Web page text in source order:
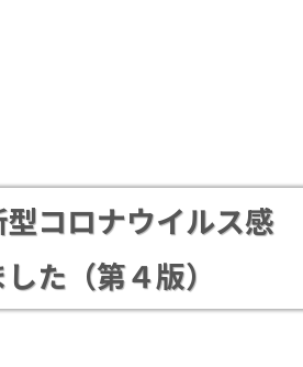
型コロナウイルス感
た（第４版）